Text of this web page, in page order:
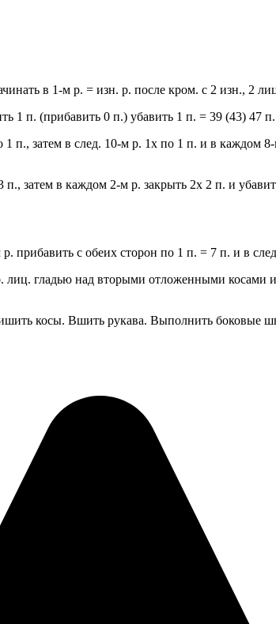
в 1-м р. = изн. р. после кром. с 2 изн., 2
1 п. (прибавить 0 п.) убавить 1 п. = 39 (43) 47 п.
1 п., затем в след. 10-м р. 1x по 1 п. и в
п., затем в каждом 2-м р. закрыть 2x 2 п. и
прибавить с обеих сторон по 1 п. = 7 п. и в
гладью над вторыми отложенными косами
косы. Вшить рукава. Выполнить боковые